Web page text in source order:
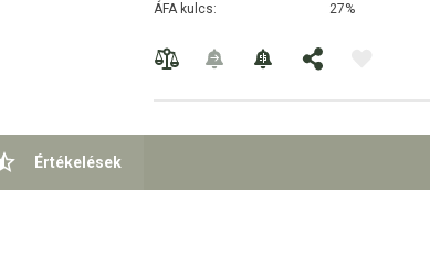
ÁFA kulcs:
27%
Értékelések